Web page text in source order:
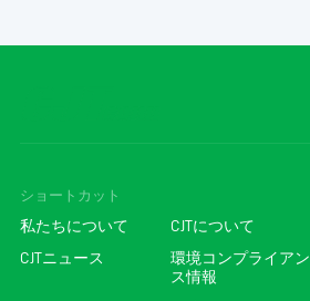
ショートカット
私たちについて CJTについて
CJTニュース
環境コンプライアン
ス情報